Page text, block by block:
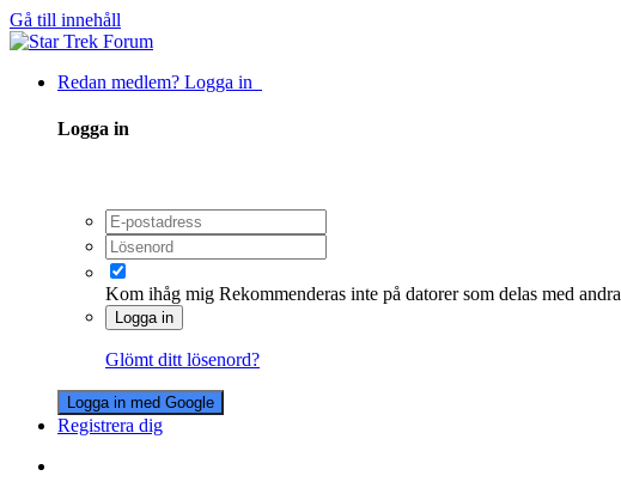
Gå till innehåll
Redan medlem? Logga in
Logga in
Kom ihåg mig Rekommenderas inte på datorer som delas med andra
Logga in
Glömt ditt lösenord?
Logga in med Google
Registrera dig